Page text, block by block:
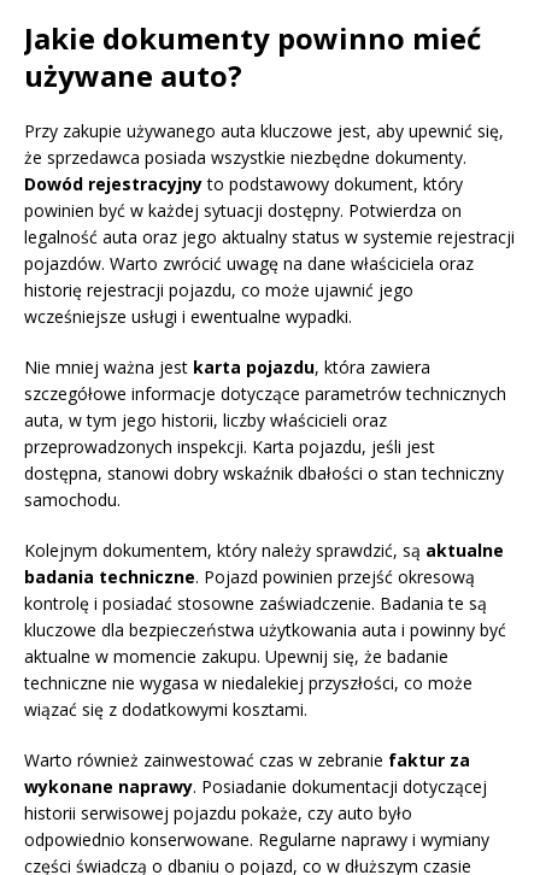
Jakie dokumenty powinno mieć
używane auto?
Przy zakupie używanego auta kluczowe jest, aby upewnić się,
że sprzedawca posiada wszystkie niezbędne dokumenty.
Dowód rejestracyjnyto podstawowy dokument, który
powinien być w każdej sytuacji dostępny. Potwierdza on
legalność auta oraz jego aktualny status w systemie rejestracji
pojazdów. Warto zwrócić uwagę na dane właściciela oraz
historię rejestracji pojazdu, co może ujawnić jego
wcześniejsze usługi i ewentualne wypadki.
Nie mniej ważna jest karta pojazdu, która zawiera
szczegółowe informacje dotyczące parametrów technicznych
auta, w tym jego historii, liczby właścicieli oraz
przeprowadzonych inspekcji. Karta pojazdu, jeśli jest
dostępna, stanowi dobry wskaźnik dbałości o stan techniczny
samochodu.
Kolejnym dokumentem, który należy sprawdzić, są aktualne
badania techniczne. Pojazd powinien przejść okresową
kontrolę i posiadać stosowne zaświadczenie. Badania te są
kluczowe dla bezpieczeństwa użytkowania auta i powinny być
aktualne w momencie zakupu. Upewnij się, że badanie
techniczne nie wygasa w niedalekiej przyszłości, co może
wiązać się z dodatkowymi kosztami.
Warto również zainwestować czas w zebranie faktur za
wykonane naprawy. Posiadanie dokumentacji dotyczącej
historii serwisowej pojazdu pokaże, czy auto było
odpowiednio konserwowane. Regularne naprawy i wymiany
części świadczą o dbaniu o pojazd, co w dłuższym czasie